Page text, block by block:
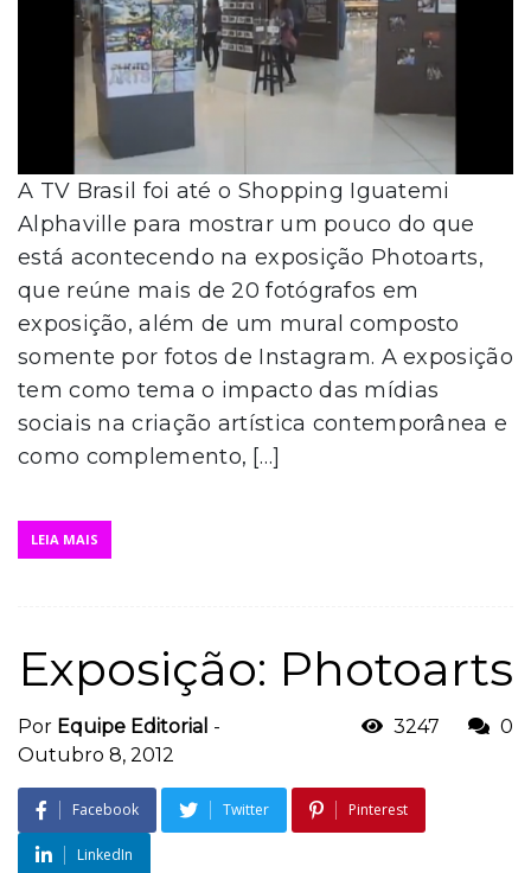
A TV Brasil foi até o Shopping Iguatemi
Alphaville para mostrar um pouco do que
está acontecendo na exposição Photoarts,
que reúne mais de 20 fotógrafos em
exposição, além de um mural composto
somente por fotos de Instagram. A exposição
tem como tema o impacto das mídias
sociais na criação artística contemporânea e
como complemento, […]
LEIA MAIS
Exposição: Photoarts
Por Equipe Editorial -
Outubro 8, 2012
3247 0
Facebook Twitter Pinterest
LinkedIn